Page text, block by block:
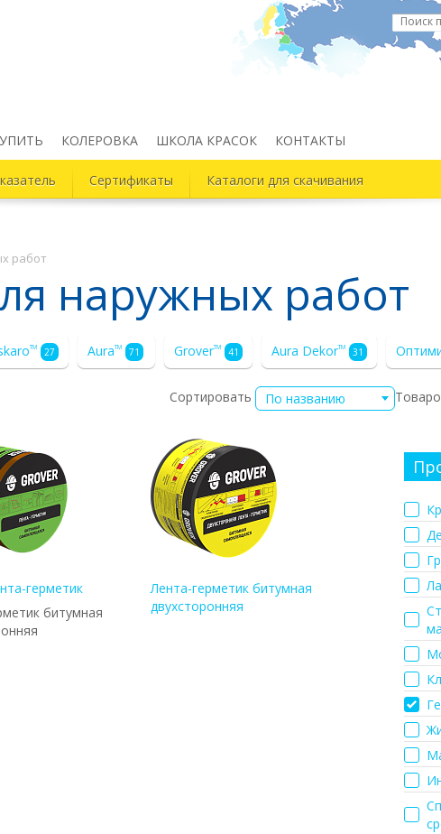
КОЛЕРОВКА ШКОЛА КРАСОК КОНТАКТЫ
Сертификаты Каталоги для скачивания
работ
наружных работ
TM 27 AuraTM 71 GroverTM 41 Aura DekorTM 31
Сортировать По названию
герметик
битумная
Лента-герметик битумная
двухсторонняя